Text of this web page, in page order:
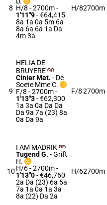
8 H/8 - 2700m-
1'11"9- €64,415
8a 1a 0a 5m 6a
8a 6a 6a 1a Da
4m 3a
H/82700m
9
HELIA DE
BRUYERE
Cinier Mat. - De
Soete Mme C.
F/8 - 2700m-
1'13"3- €62,300
1a 3a 0a Da Da
Da 9a 7a (23) 8a
0a Da 9a
F/82700m
10
I AM MADRIK
Tugend G. -Grift
H.
H/6 - 2700m-
1'13"0- €46,760
2a Da (23) 6a 5a
7a 1a 0a 1a 3a
8a (22) Da 2a
H/62700m